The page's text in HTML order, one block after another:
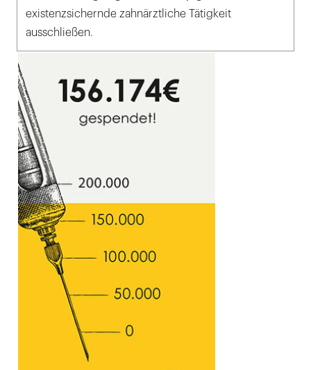
existenzsichernde zahnärztliche Tätigkeit
ausschließen.